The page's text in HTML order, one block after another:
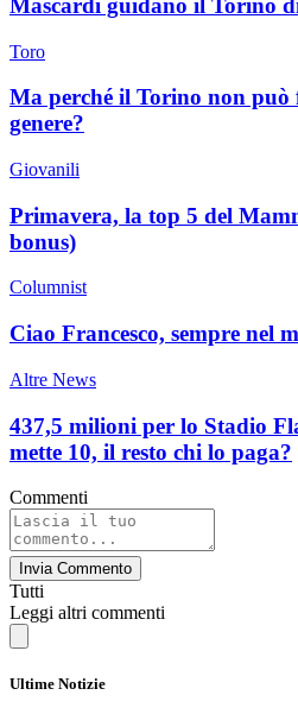
Mascardi guidano il Torino
Toro
Ma perché il Torino non può
genere?
Giovanili
Primavera, la top 5 del
bonus)
Columnist
Ciao Francesco, sempre nel
Altre News
437,5 milioni per lo Stadio
mette 10, il resto chi lo paga?
Commenti
Invia Commento
Tutti
Leggi altri commenti
Ultime Notizie